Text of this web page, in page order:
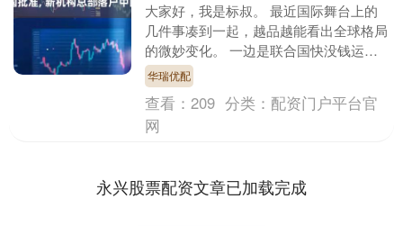
大家好，我是标叔。 最近国际舞台上的
几件事凑到一起，越品越能看出全球格局
的微妙变化。 一边是联合国快没钱运
转，秘书长紧急给各国发信预警；另一边
是140多国达成共....
华瑞优配
查看：209 分类： 配资门户平台官
网
永兴股票配资文章已加载完成